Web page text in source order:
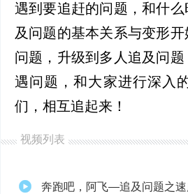
遇到要追赶的问题，和什
及问题的基本关系与变形
问题，升级到多人追及问
遇问题，和大家进行深入
们，相互追起来！
视频列表
奔跑吧，阿飞—追及问题之